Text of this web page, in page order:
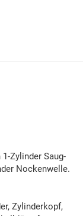
Zylinder Saug-
Nockenwelle.
Zylinderkopf,